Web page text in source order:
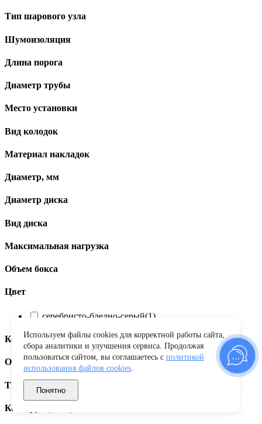
Тип шарового узла
Шумоизоляция
Длина порога
Диаметр трубы
Место установки
Вид колодок
Материал накладок
Диаметр, мм
Диаметр диска
Вид диска
Максимальная нагрузка
Объем бокса
Цвет
серебристо-бледно-серый(1)
Количество шлицов
Открытие бокса
Тип пружины
Конструкция щетки
Используем файлы cookies для корректной работы сайта,
сбора аналитики и улучшения сервиса. Продолжая
пользоваться сайтом, вы соглашаетесь с политикой
использования файлов cookies.
Понятно